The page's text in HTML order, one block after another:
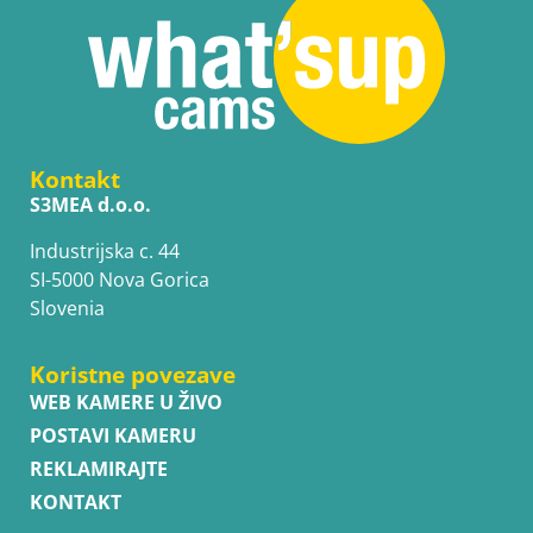
Kontakt
S3MEA d.o.o.
Industrijska c. 44
SI-5000 Nova Gorica
Slovenia
Koristne povezave
WEB KAMERE U ŽIVO
POSTAVI KAMERU
REKLAMIRAJTE
KONTAKT